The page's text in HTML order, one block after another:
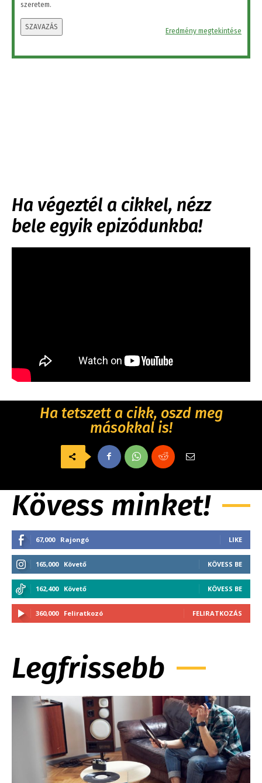
szeretem.
SZAVAZÁS Eredmény megtekintése
Ha végeztél a cikkel, nézz
bele egyik epizódunkba!
Ha tetszett a cikk, oszd meg
másokkal is!
Kövess minket!
67,000 Rajongó LIKE
165,000 Követő KÖVESS BE
162,400 Követő KÖVESS BE
360,000 Feliratkozó FELIRATKOZÁS
Legfrissebb